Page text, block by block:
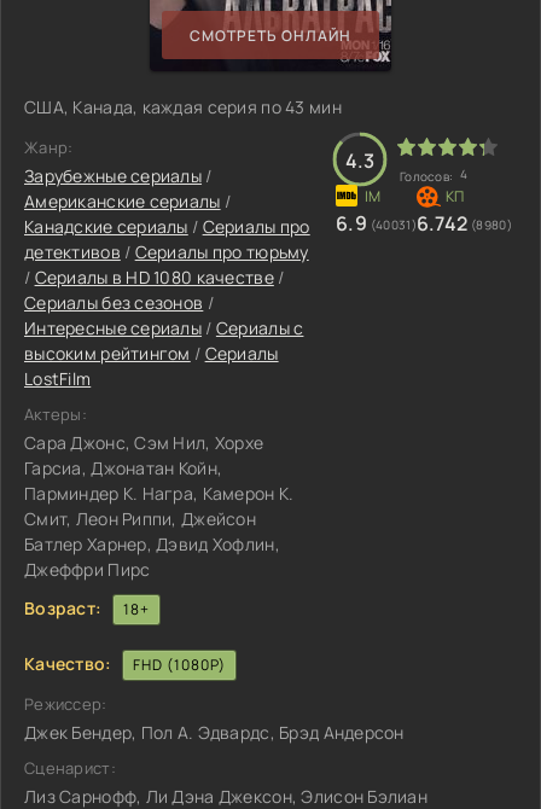
СМОТРЕТЬ ОНЛАЙН
США, Канада, каждая серия по 43 мин
Жанр:
Зарубежные сериалы /
Американские сериалы /
Канадские сериалы / Сериалы про
детективов / Сериалы про тюрьму
/ Сериалы в HD 1080 качестве/
Сериалы без сезонов /
Интересные сериалы / Сериалы с
высоким рейтингом / Сериалы
LostFilm
Актеры:
Сара Джонс, Сэм Нил, Хорхе
Гарсиа, Джонатан Койн,
Парминдер К. Награ, Камерон К.
Смит, Леон Риппи, Джейсон
Батлер Харнер, Дэвид Хофлин,
Джеффри Пирс
Возраст:
18+
4.3
Голосов: 4
6.9 (40031)6.742 (8980)
Качество: FHD (1080P)
Режиссер:
Джек Бендер, Пол А. Эдвардс, Брэд Андерсон
Сценарист:
Лиз Сарнофф, Ли Дэна Джексон, Элисон Бэлиан